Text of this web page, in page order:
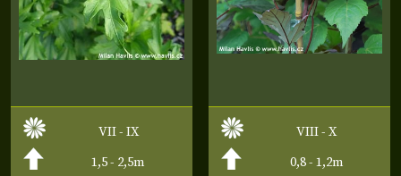
VII - IX
1,5 - 2,5m
VIII - X
0,8 - 1,2m